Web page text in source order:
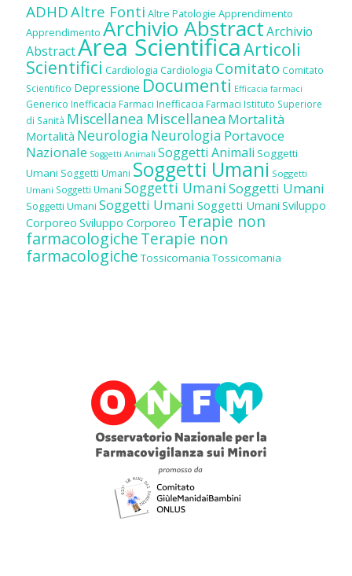
ADHDAltre Fonti Altre Patologie Apprendimento
Apprendimento Archivio AbstractArchivio
AbstractArea ScientificaArticoli
Scientifici Cardiologia Cardiologia Comitato Comitato
Scientifico Depressione Documenti Efficacia farmaci
Generico Inefficacia Farmaci Inefficacia Farmaci Istituto Superiore
di Sanità Miscellanea Miscellanea Mortalità
Mortalità Neurologia Neurologia Portavoce
Nazionale Soggetti Animali Soggetti Animali Soggetti
Umani Soggetti Umani Soggetti Umani Soggetti
Umani Soggetti Umani Soggetti UmaniSoggetti Umani
Soggetti Umani Soggetti Umani Soggetti Umani Sviluppo
Corporeo Sviluppo Corporeo Terapie non
farmacologicheTerapie non
farmacologiche Tossicomania Tossicomania